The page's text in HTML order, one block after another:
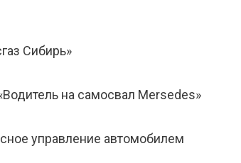
Сибирь»
на самосвал Mersedes»
управление автомобилем